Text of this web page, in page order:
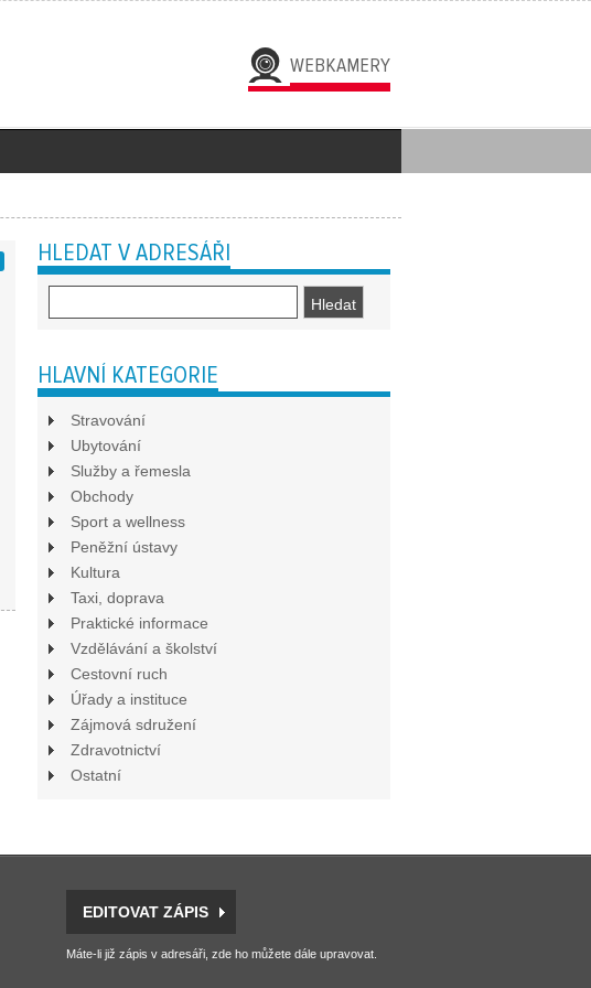
WEBKAMERY
HLEDAT V ADRESÁŘI
HLAVNÍ KATEGORIE
Stravování
Ubytování
Služby a řemesla
Obchody
Sport a wellness
Peněžní ústavy
Kultura
Taxi, doprava
Praktické informace
Vzdělávání a školství
Cestovní ruch
Úřady a instituce
Zájmová sdružení
Zdravotnictví
Ostatní
EDITOVAT ZÁPIS
Máte-li již zápis v adresáři, zde ho můžete dále upravovat.